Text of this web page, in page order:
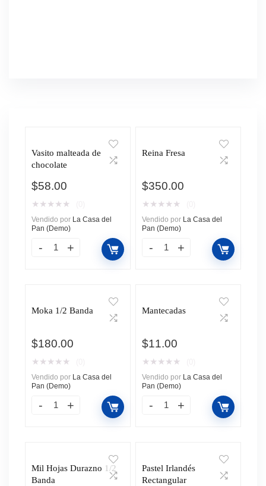
Vasito malteada de
chocolate
$58.00
★ ★ ★ ★ ★
Vendido por La Casa del
Pan (Demo)
Reina Fresa
$350.00
★ ★ ★ ★ ★
Vendido por La Casa del
Pan (Demo)
Moka 1/2 Banda
$180.00
★ ★ ★ ★ ★
Vendido por La Casa del
Pan (Demo)
Mantecadas
$11.00
★ ★ ★ ★ ★
Vendido por La Casa del
Pan (Demo)
Mil Hojas Durazno 1/2
Banda
Pastel Irlandés
Rectangular